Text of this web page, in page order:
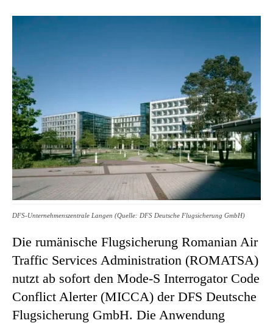
DFS-Unternehmenszentrale Langen (Quelle: DFS Deutsche Flugsicherung GmbH)
Die rumänische Flugsicherung Romanian Air
Traffic Services Administration (ROMATSA)
nutzt ab sofort den Mode-S Interrogator Code
Conflict Alerter (MICCA) der DFS Deutsche
Flugsicherung GmbH. Die Anwendung